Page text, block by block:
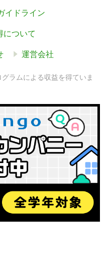
イドライン
について
運営会社
ラムによる収益を得ていま